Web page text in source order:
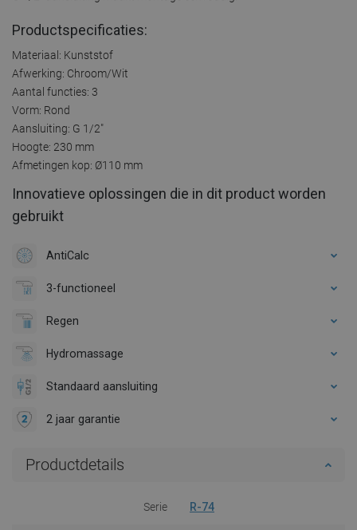
Productspecificaties:
Materiaal: Kunststof
Afwerking: Chroom/Wit
Aantal functies: 3
Vorm: Rond
Aansluiting: G 1/2"
Hoogte: 230 mm
Afmetingen kop: Ø110 mm
Innovatieve oplossingen die in dit product worden
gebruikt
AntiCalc
3-functioneel
Regen
Hydromassage
Standaard aansluiting
2 jaar garantie
Productdetails
Serie R-74